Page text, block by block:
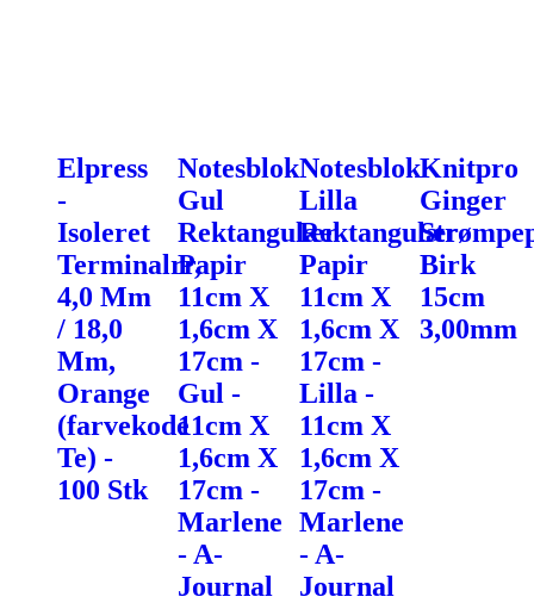
Elpress
-
Isoleret
Terminalrr,
4,0 Mm
/ 18,0
Mm,
Orange
(farvekode
Te) -
100 Stk
Notesblok
Gul
Rektangulær
Papir
11cm X
1,6cm X
17cm -
Gul -
11cm X
1,6cm X
17cm -
Marlene
- A-
Journal
Notesblok
Lilla
Rektangulær
Papir
11cm X
1,6cm X
17cm -
Lilla -
11cm X
1,6cm X
17cm -
Marlene
- A-
Journal
Knitpro
Ginger
Birk
15cm
3,00mm